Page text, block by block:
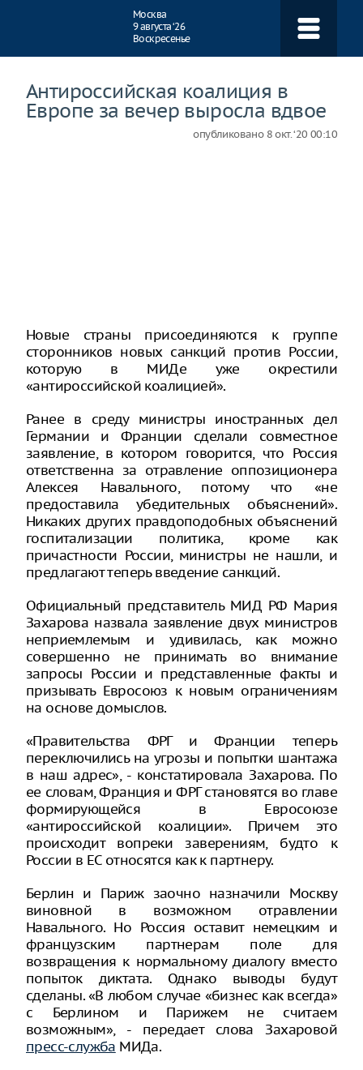
Москва
9 августа ‘26
Воскресенье
Антироссийская коалиция в
Европе за вечер выросла вдвое
опубликовано 8 окт. ‘20 00:10
Новые страны присоединяются к группе
сторонников новых санкций против России,
которую в МИДе уже окрестили
«антироссийской коалицией».
Ранее в среду министры иностранных дел
Германии и Франции сделали совместное
заявление, в котором говорится, что Россия
ответственна за отравление оппозиционера
Алексея Навального, потому что «не
предоставила убедительных объяснений».
Никаких других правдоподобных объяснений
госпитализации политика, кроме как
причастности России, министры не нашли, и
предлагают теперь введение санкций.
Официальный представитель МИД РФ Мария
Захарова назвала заявление двух министров
неприемлемым и удивилась, как можно
совершенно не принимать во внимание
запросы России и представленные факты и
призывать Евросоюз к новым ограничениям
на основе домыслов.
«Правительства ФРГ и Франции теперь
переключились на угрозы и попытки шантажа
в наш адрес», - констатировала Захарова. По
ее словам, Франция и ФРГ становятся во главе
формирующейся в Евросоюзе
«антироссийской коалиции». Причем это
происходит вопреки заверениям, будто к
России в ЕС относятся как к партнеру.
Берлин и Париж заочно назначили Москву
виновной в возможном отравлении
Навального. Но Россия оставит немецким и
французским партнерам поле для
возвращения к нормальному диалогу вместо
попыток диктата. Однако выводы будут
сделаны. «В любом случае «бизнес как всегда»
с Берлином и Парижем не считаем
возможным», - передает слова Захаровой
пресс-служба МИДа.